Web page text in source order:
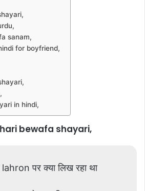
sanam,
for boyfriend,
in hindi,
bewafa shayari,
lahron पर क्या लिख रहा था